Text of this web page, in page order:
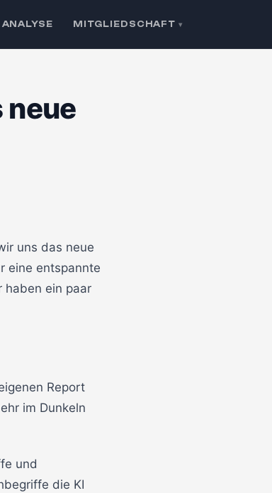
ANALYSE MITGLIEDSCHAFT ▾
neue
uns das neue
eine entspannte
haben ein paar
Report
im Dunkeln
und
die KI